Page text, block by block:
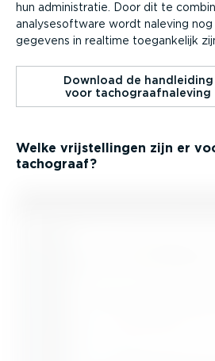
hun admini­stratie. Door dit te
ana­ly­se­software wordt naleving
gegevens in realtime toegan­kelijk
Download de handleiding
voor tacho­graaf­na­leving
Welke vrijstel­lingen zijn er
tachograaf?